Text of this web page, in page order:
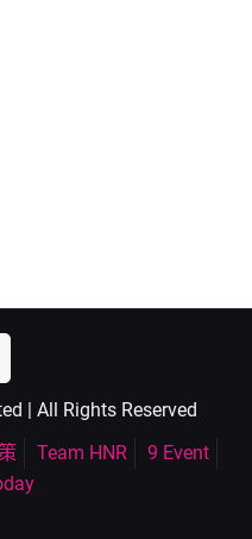
| All Rights Reserved
Team HNR
9 Event